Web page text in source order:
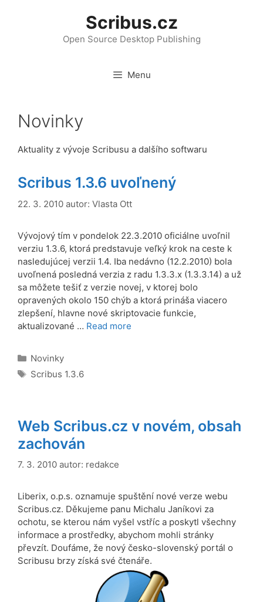
Scribus.cz
Open Source Desktop Publishing
Menu
Novinky
Aktuality z vývoje Scribusu a dalšího softwaru
Scribus 1.3.6 uvoľnený
22. 3. 2010 autor: Vlasta Ott
Vývojový tím v pondelok 22.3.2010 oficiálne uvoľnil
verziu 1.3.6, ktorá predstavuje veľký krok na ceste k
nasledujúcej verzii 1.4. Iba nedávno (12.2.2010) bola
uvoľnená posledná verzia z radu 1.3.3.x (1.3.3.14) a už
sa môžete tešiť z verzie novej, v ktorej bolo
opravených okolo 150 chýb a ktorá prináša viacero
zlepšení, hlavne nové skriptovacie funkcie,
aktualizované … Read more
Rubriky
Novinky
Štítky
Scribus 1.3.6
Web Scribus.cz v novém, obsah
zachován
7. 3. 2010 autor: redakce
Liberix, o.p.s. oznamuje spuštění nové verze webu
Scribus.cz. Děkujeme panu Michalu Janíkovi za
ochotu, se kterou nám vyšel vstříc a poskytl všechny
informace a prostředky, abychom mohli stránky
převzít. Doufáme, že nový česko-slovenský portál o
Scribusu brzy získá své čtenáře.